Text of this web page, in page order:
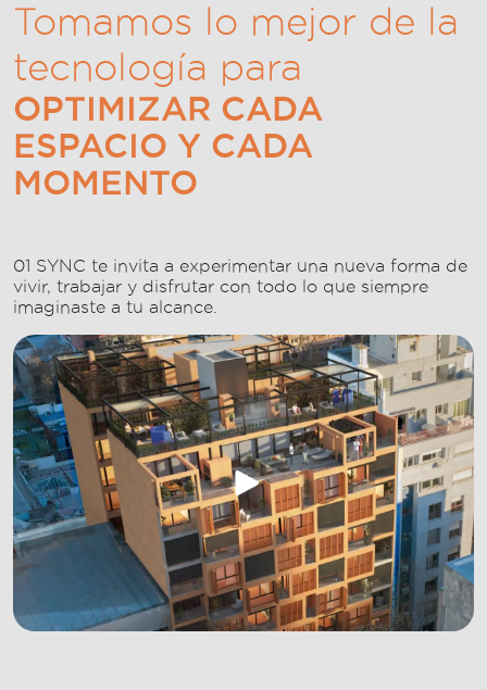
Tomamos lo mejor de la
tecnología para
OPTIMIZAR CADA
ESPACIO Y CADA
MOMENTO
01 SYNC te invita a experimentar una nueva forma de
vivir, trabajar y disfrutar con todo lo que siempre
imaginaste a tu alcance.